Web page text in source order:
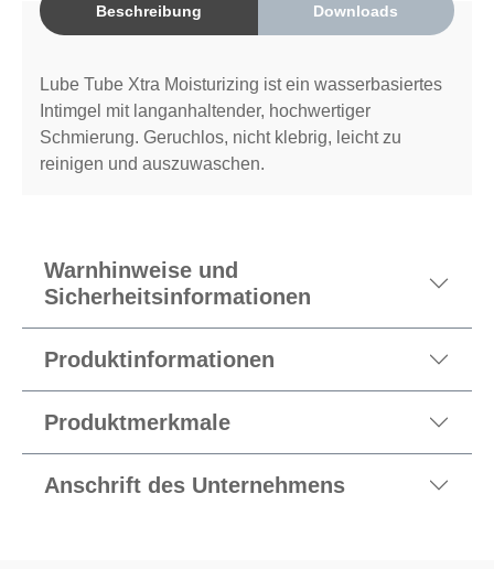
Beschreibung Downloads
Lube Tube Xtra Moisturizing ist ein wasserbasiertes
Intimgel mit langanhaltender, hochwertiger
Schmierung. Geruchlos, nicht klebrig, leicht zu
reinigen und auszuwaschen.
Warnhinweise und
Sicherheitsinformationen
Produktinformationen
Produktmerkmale
Anschrift des Unternehmens